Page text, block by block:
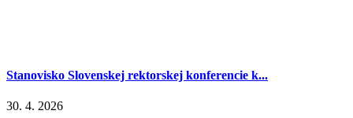
Stanovisko Slovenskej rektorskej konferencie k...
30. 4. 2026